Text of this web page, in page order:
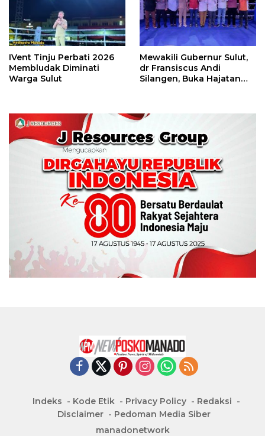
IVent Tinju Perbati 2026
Membludak Diminati
Warga Sulut
Mewakili Gubernur Sulut,
dr Fransiscus Andi
Silangen, Buka Hajatan
Indeks Kode Etik Privacy Policy
Redaksi
Disclaimer
Pedoman Media Siber
manadonetwork